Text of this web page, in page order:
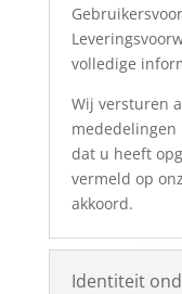
volledige
Wij versturen
dat u heeft
vermeld op
akkoord.
Identiteit